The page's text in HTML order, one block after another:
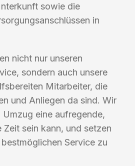
sowie die
in
nicht nur unseren
sondern auch unsere
Mitarbeiter, die
und Anliegen da sind. Wir
eine aufregende,
Zeit sein kann, und setzen
Service zu